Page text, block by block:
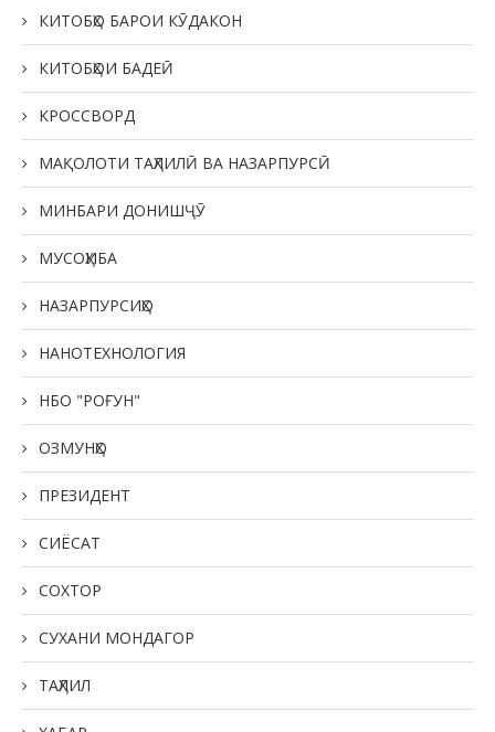
КИТОБҲО БАРОИ КӮДАКОН
КИТОБҲОИ БАДЕӢ
КРОССВОРД
МАҚОЛОТИ ТАҲЛИЛӢ ВА НАЗАРПУРСӢ
МИНБАРИ ДОНИШҶӮ
МУСОҲИБА
НАЗАРПУРСИҲО
НАНОТЕХНОЛОГИЯ
НБО "РОҒУН"
ОЗМУНҲО
ПРЕЗИДЕНТ
СИЁСАТ
СОХТОР
СУХАНИ МОНДАГОР
ТАҲЛИЛ